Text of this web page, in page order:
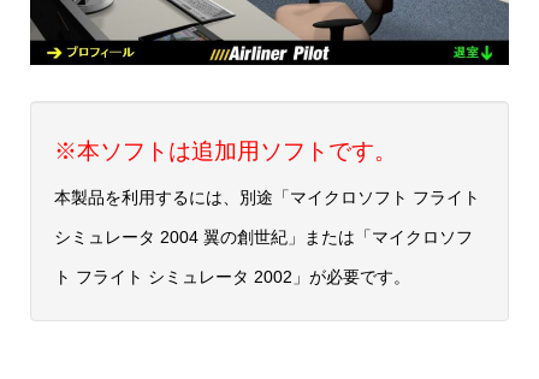
※本ソフトは追加用ソフトです。
本製品を利用するには、別途「マイクロソフト フライト
シミュレータ 2004 翼の創世紀」または「マイクロソフ
ト フライト シミュレータ 2002」が必要です。